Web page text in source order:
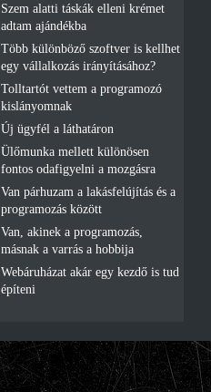
Szem alatti táskák elleni krémet
adtam ajándékba
Több különböző szoftver is kellhet
egy vállalkozás irányításához?
Tolltartót vettem a programozó
kislányomnak
Új ügyfél a láthatáron
Ülőmunka mellett különösen
fontos odafigyelni a mozgásra
Van párhuzam a lakásfelújítás és a
programozás között
Van, akinek a programozás,
másnak a varrás a hobbija
Webáruházat akár egy kezdő is tud
építeni